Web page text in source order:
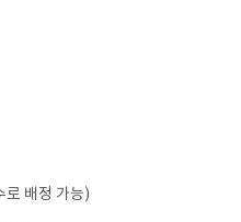
로 배정 가능)